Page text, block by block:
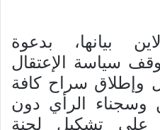
بيانها، بدعوة
سياسة الإعتقال
وإطلاق سراح كافة
وسجناء الرأي دون
على تشكيل لجنة